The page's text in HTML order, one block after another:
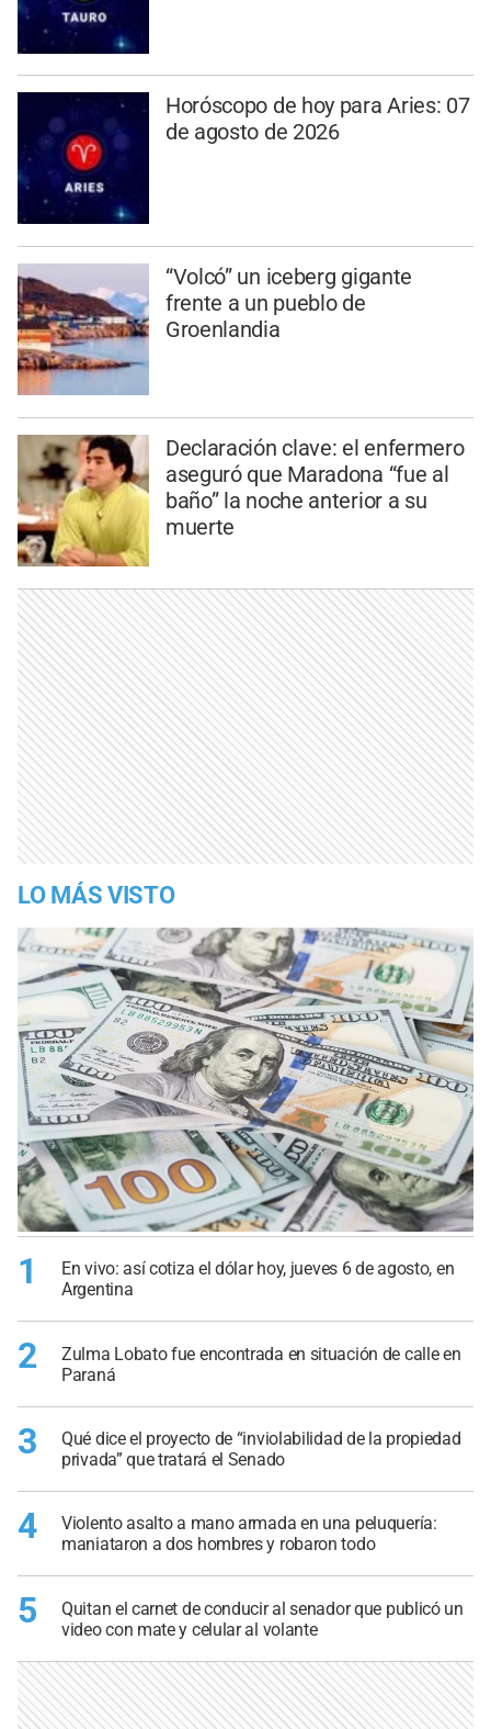
Horóscopo de hoy para Aries: 07
de agosto de 2026
“Volcó” un iceberg gigante
frente a un pueblo de
Groenlandia
Declaración clave: el enfermero
aseguró que Maradona “fue al
baño” la noche anterior a su
muerte
LO MÁS VISTO
1
En vivo: así cotiza el dólar hoy, jueves 6 de agosto, en
Argentina
2
Zulma Lobato fue encontrada en situación de calle en
Paraná
3
Qué dice el proyecto de “inviolabilidad de la propiedad
privada” que tratará el Senado
4
Violento asalto a mano armada en una peluquería:
maniataron a dos hombres y robaron todo
5
Quitan el carnet de conducir al senador que publicó un
video con mate y celular al volante